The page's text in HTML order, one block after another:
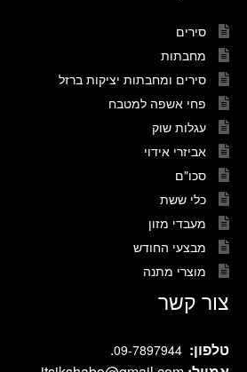
סירים
מחבתות
סירים ומחבתות יציקות ברזל
פחי אשפה למטבח
עגלות שוק
אביזרי אידוי
סכו"ם
כלי ששת
מעבדי מזון
מבצעי החודש
מוצרי מתנה
צור קשר
טלפון: 09-7897944
.